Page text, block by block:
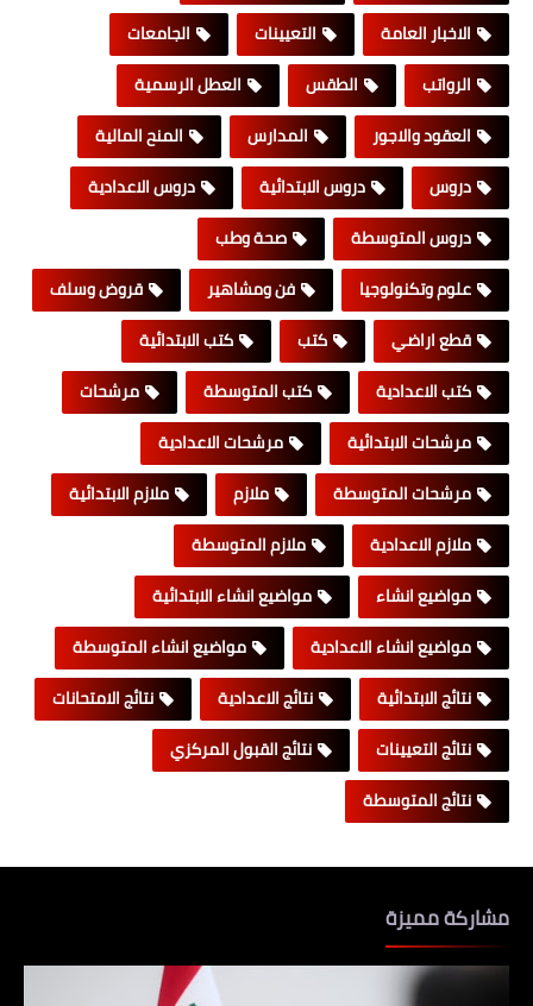
الاخبار العامة
التعيينات
الجامعات
الرواتب
الطقس
العطل الرسمية
العقود والاجور
المدارس
المنح المالية
دروس
دروس الابتدائية
دروس الاعدادية
دروس المتوسطة
صحة وطب
علوم وتكنولوجيا
فن ومشاهير
قروض وسلف
قطع اراضي
كتب
كتب الابتدائية
كتب الاعدادية
كتب المتوسطة
مرشحات
مرشحات الابتدائية
مرشحات الاعدادية
مرشحات المتوسطة
ملازم
ملازم الابتدائية
ملازم الاعدادية
ملازم المتوسطة
مواضيع انشاء
مواضيع انشاء الابتدائية
مواضيع انشاء الاعدادية
مواضيع انشاء المتوسطة
نتائج الابتدائية
نتائج الاعدادية
نتائج الامتحانات
نتائج التعيينات
نتائج القبول المركزي
نتائج المتوسطة
مشاركة مميزة